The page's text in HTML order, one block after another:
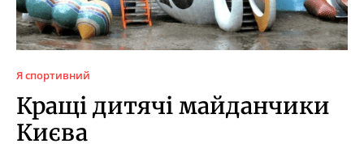
Я спортивний
Кращі дитячі майданчики
Києва